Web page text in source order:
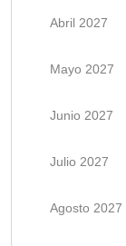
Abril 2027
Mayo 2027
Junio 2027
Julio 2027
Agosto 2027